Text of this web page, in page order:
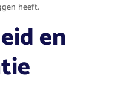
heeft.
en